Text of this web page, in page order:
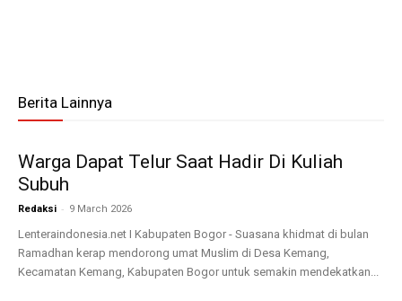
Berita Lainnya
Warga Dapat Telur Saat Hadir Di Kuliah
Subuh
Redaksi - 9 March 2026
Lenteraindonesia.net I Kabupaten Bogor - Suasana khidmat di bulan
Ramadhan kerap mendorong umat Muslim di Desa Kemang,
Kecamatan Kemang, Kabupaten Bogor untuk semakin mendekatkan...